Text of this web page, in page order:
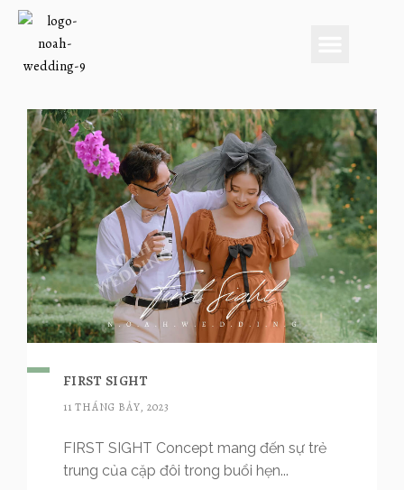
FIRST SIGHT
11 THÁNG BẢY, 2023
FIRST SIGHT Concept mang đến sự trẻ
trung của cặp đôi trong buổi hẹn...